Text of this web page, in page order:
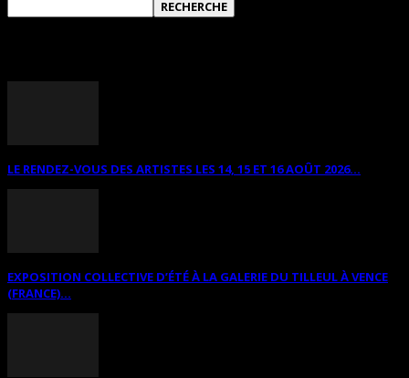
LE RENDEZ-VOUS DES ARTISTES LES 14, 15 ET 16 AOÛT 2026...
EXPOSITION COLLECTIVE D’ÉTÉ À LA GALERIE DU TILLEUL À VENCE
(FRANCE)...